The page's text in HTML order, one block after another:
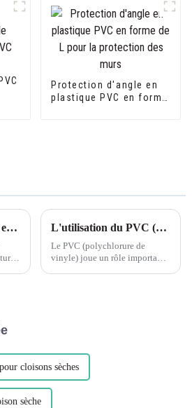
de PVC
Protection d'angle en
plastique PVC en forme
Garniture extérieure en PVC : assemblage de longues sériesC'est toujours une bonne idée d'ajuster à sec vos pièces pour voir si vous avez un bon ajustement avant d'appliquer de la colle ou des attaches. L'utilisation du PVC (polychlorure de vinyle) dans diverses applications a eu un impact significatif sur l'industrie de la construction.
Le PVC (polychlorure de
vinyle) joue un rôle important
cloisons sèches
sèche